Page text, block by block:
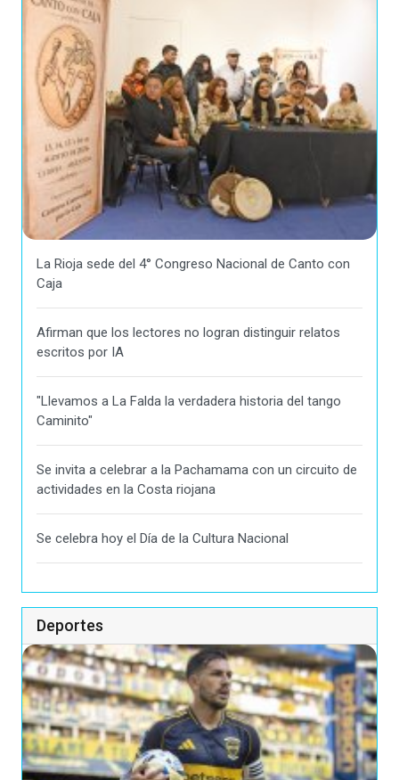
La Rioja sede del 4° Congreso Nacional de Canto con
Caja
Afirman que los lectores no logran distinguir relatos
escritos por IA
"Llevamos a La Falda la verdadera historia del tango
Caminito"
Se invita a celebrar a la Pachamama con un circuito de
actividades en la Costa riojana
Se celebra hoy el Día de la Cultura Nacional
Deportes